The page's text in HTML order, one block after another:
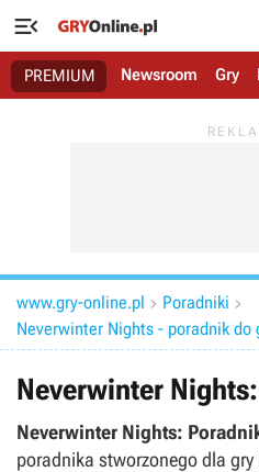

PREMIUM Newsroom Gry
www.gry-online.pl  Poradniki 
Neverwinter Nights - poradnik do
Neverwinter
Neverwinter Nights:
poradnika stworzonego dla gry